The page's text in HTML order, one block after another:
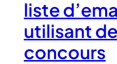
liste
utilisant
concours